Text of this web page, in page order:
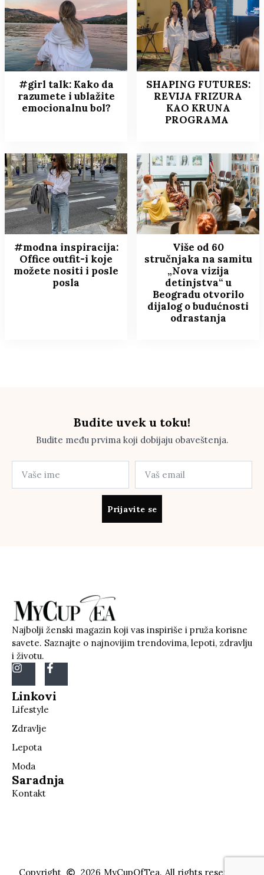
#girl talk: Kako da
razumete i ublažite
emocionalnu bol?
SHAPING FUTURES:
REVIJA FRIZURA
KAO KRUNA
PROGRAMA
#modna inspiracija:
Office outfit-i koje
možete nositi i posle
posla
Više od 60
stručnjaka na samitu
„Nova vizija
detinjstva“ u
Beogradu otvorilo
dijalog o budućnosti
odrastanja
Budite uvek u toku!
Budite među prvima koji dobijaju obaveštenja.
Prijavite se
Najbolji ženski magazin koji vas inspiriše i pruža korisne
savete. Saznajte o najnovijim trendovima, lepoti, zdravlju
i životu.
Linkovi
Lifestyle
Zdravlje
Lepota
Moda
Saradnja
Kontakt
Copyright 2026 MyCupOfTea. All rights reserved.